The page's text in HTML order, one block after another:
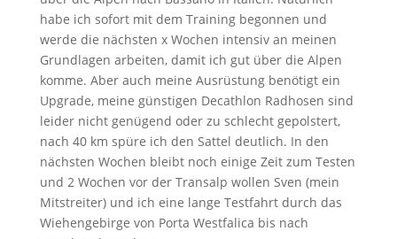
habe ich sofort mit dem Training begonnen und
werde die nächsten x Wochen intensiv an meinen
Grundlagen arbeiten, damit ich gut über die Alpen
komme. Aber auch meine Ausrüstung benötigt ein
Upgrade, meine günstigen Decathlon Radhosen sind
leider nicht genügend oder zu schlecht gepolstert,
nach 40 km spüre ich den Sattel deutlich. In den
nächsten Wochen bleibt noch einige Zeit zum Testen
und 2 Wochen vor der Transalp wollen Sven (mein
Mitstreiter) und ich eine lange Testfahrt durch das
Wiehengebirge von Porta Westfalica bis nach